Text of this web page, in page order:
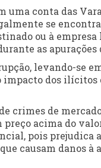
uma conta das
se
ou à empresa
as apurações
levando-se
impacto dos
crimes de
preço acima do
pois prejudica
causam danos